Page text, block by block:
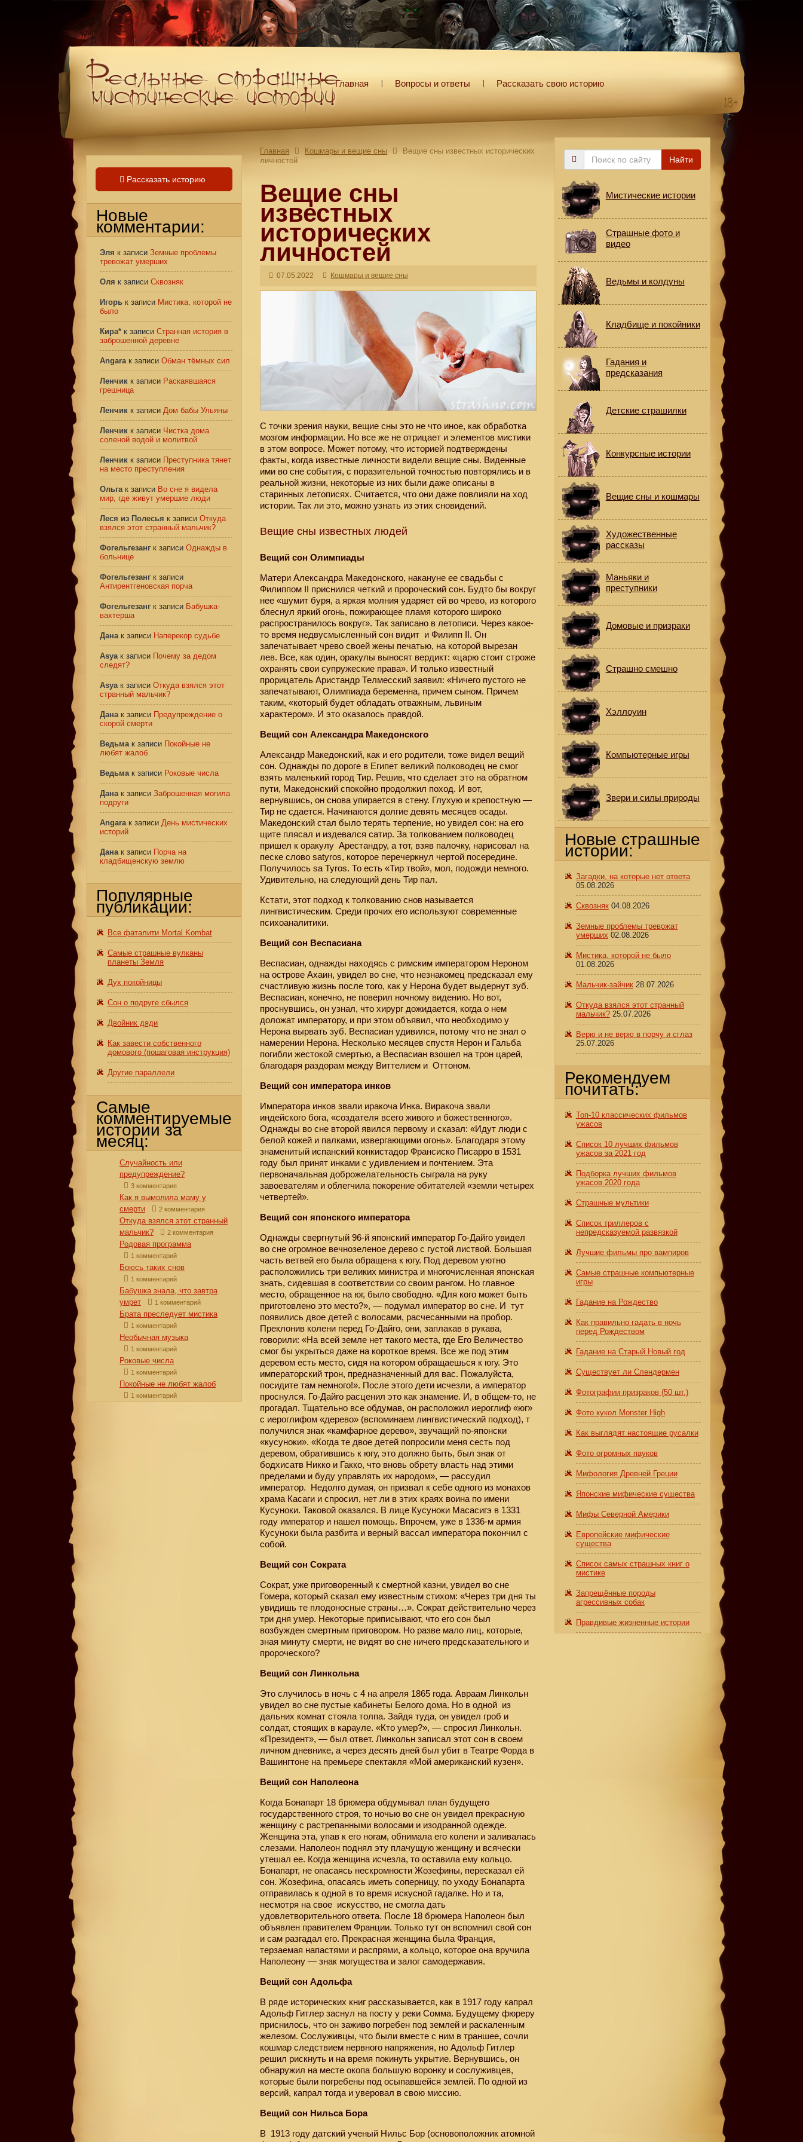
Главная Вопросы и ответы Рассказать свою историю
Главная Кошмары и вещие сны
Вещие сны известных исторических
личностей
Вещие сны
известных
исторических
личностей
07.05.2022 Кошмары и вещие сны
С точки зрения науки, вещие сны это не что иное, как обработка
мозгом информации. Но все же не отрицает и элементов мистики
в этом вопросе. Может потому, что историей подтверждены
факты, когда известные личности видели вещие сны. Виденные
ими во сне события, с поразительной точностью повторялись и в
реальной жизни, некоторые из них были даже описаны в
старинных летописях. Считается, что они даже повлияли на ход
истории. Так ли это, можно узнать из этих сновидений.
Вещие сны известных людей
Вещий сон Олимпиады
Матери Александра Македонского, накануне ее свадьбы с
Филиппом II приснился четкий и пророческий сон. Будто бы вокруг
нее «шумит буря, а яркая молния ударяет ей во чрево, из которого
блеснул яркий огонь, пожирающее пламя которого широко
распространилось вокруг». Так записано в летописи. Через какое-
то время недвусмысленный сон видит и Филипп II. Он
запечатывает чрево своей жены печатью, на которой вырезан
лев. Все, как один, оракулы выносят вердикт: «царю стоит строже
охранять свои супружеские права». И только известный
прорицатель Аристандр Телмесский заявил: «Ничего пустого не
запечатывают, Олимпиада беременна, причем сыном. Причем
таким, «который будет обладать отважным, львиным
характером». И это оказалось правдой.
Вещий сон Александра Македонского
Александр Македонский, как и его родители, тоже видел вещий
сон. Однажды по дороге в Египет великий полководец не смог
взять маленький город Тир. Решив, что сделает это на обратном
пути, Македонский спокойно продолжил поход. И вот,
вернувшись, он снова упирается в стену. Глухую и крепостную —
Тир не сдается. Начинаются долгие девять месяцев осады.
Македонский стал было терять терпение, но увидел сон: на его
щите плясал и издевался сатир. За толкованием полководец
пришел к оракулу Арестандру, а тот, взяв палочку, нарисовал на
песке слово satyros, которое перечеркнул чертой посередине.
Получилось sa Tyros. То есть «Тир твой», мол, подожди немного.
Удивительно, на следующий день Тир пал.
Кстати, этот подход к толкованию снов называется
лингвистическим. Среди прочих его используют современные
психоаналитики.
Вещий сон Веспасиана
Веспасиан, однажды находясь с римским императором Нероном
на острове Ахаин, увидел во сне, что незнакомец предсказал ему
счастливую жизнь после того, как у Нерона будет выдернут зуб.
Веспасиан, конечно, не поверил ночному видению. Но вот,
проснувшись, он узнал, что хирург дожидается, когда о нем
доложат императору, и при этом объявил, что необходимо у
Нерона вырвать зуб. Веспасиан удивился, потому что не знал о
намерении Нерона. Несколько месяцев спустя Нерон и Гальба
погибли жестокой смертью, а Веспасиан взошел на трон царей,
благодаря раздорам между Виттелием и Оттоном.
Вещий сон императора инков
Императора инков звали иракоча Инка. Виракоча звали
индейского бога, «создателя всего живого и божественного».
Однажды во сне второй явился первому и сказал: «Идут люди с
белой кожей и палками, извергающими огонь». Благодаря этому
знаменитый испанский конкистадор Франсиско Писарро в 1531
году был принят инками с удивлением и почтением. Эта
первоначальная доброжелательность сыграла на руку
завоевателям и облегчила покорение обитателей «земли четырех
четвертей».
Вещий сон японского императора
Однажды свергнутый 96-й японский император Го-Дайго увидел
во сне огромное вечнозеленое дерево с густой листвой. Большая
часть ветвей его была обращена к югу. Под деревом уютно
расположились три великих министра и многочисленная японская
знать, сидевшая в соответствии со своим рангом. Но главное
место, обращенное на юг, было свободно. «Для кого может быть
приготовлено это место?», — подумал император во сне. И тут
появились двое детей с волосами, расчесанными на пробор.
Преклонив колени перед Го-Дайго, они, заплакав в рукава,
говорили: «На всей земле нет такого места, где Его Величество
смог бы укрыться даже на короткое время. Все же под этим
деревом есть место, сидя на котором обращаешься к югу. Это
императорский трон, предназначенный для вас. Пожалуйста,
посидите там немного!». После этого дети исчезли, а император
проснулся. Го-Дайго расценил это как знамение. И, в общем-то, не
прогадал. Тщательно все обдумав, он расположил иероглиф «юг»
с иероглифом «дерево» (вспоминаем лингвистический подход), т
получился знак «камфарное дерево», звучащий по-японски
«кусуноки». «Когда те двое детей попросили меня сесть под
деревом, обратившись к югу, это должно быть, был знак от
бодхисатв Никко и Гакко, что вновь обрету власть над этими
пределами и буду управлять их народом», — рассудил
император. Недолго думая, он призвал к себе одного из монахов
храма Касаги и спросил, нет ли в этих краях воина по имени
Кусуноки. Таковой оказался. В лице Кусуноки Масасигэ в 1331
году император и нашел помощь. Впрочем, уже в 1336-м армия
Кусуноки была разбита и верный вассал императора покончил с
собой.
Вещий сон Сократа
Сократ, уже приговоренный к смертной казни, увидел во сне
Гомера, который сказал ему известным стихом: «Через три дня ты
увидишь те плодоносные страны…». Сократ действительно через
три дня умер. Некоторые приписывают, что его сон был
возбужден смертным приговором. Но разве мало лиц, которые,
зная минуту смерти, не видят во сне ничего предсказательного и
пророческого?
Вещий сон Линкольна
Это случилось в ночь с 4 на апреля 1865 года. Авраам Линкольн
увидел во сне пустые кабинеты Белого дома. Но в одной из
дальних комнат стояла толпа. Зайдя туда, он увидел гроб и
солдат, стоящих в карауле. «Кто умер?», — спросил Линкольн.
«Президент», — был ответ. Линкольн записал этот сон в своем
личном дневнике, а через десять дней был убит в Театре Форда в
Вашингтоне на премьере спектакля «Мой американский кузен».
Вещий сон Наполеона
Когда Бонапарт 18 брюмера обдумывал план будущего
государственного строя, то ночью во сне он увидел прекрасную
женщину с растрепанными волосами и изодранной одежде.
Женщина эта, упав к его ногам, обнимала его колени и заливалась
слезами. Наполеон поднял эту плачущую женщину и всячески
утешал ее. Когда женщина исчезла, то оставила ему кольцо.
Бонапарт, не опасаясь нескромности Жозефины, пересказал ей
сон. Жозефина, опасаясь иметь соперницу, по уходу Бонапарта
отправилась к одной в то время искусной гадалке. Но и та,
несмотря на свое искусство, не смогла дать
удовлетворительного ответа. После 18 брюмера Наполеон был
объявлен правителем Франции. Только тут он вспомнил свой сон
и сам разгадал его. Прекрасная женщина была Франция,
терзаемая напастями и распрями, а кольцо, которое она вручила
Наполеону — знак могущества и залог самодержавия.
Вещий сон Адольфа
В ряде исторических книг рассказывается, как в 1917 году капрал
Адольф Гитлер заснул на посту у реки Сомма. Будущему фюреру
приснилось, что он заживо погребен под землей и раскаленным
железом. Сослуживцы, что были вместе с ним в траншее, сочли
кошмар следствием нервного напряжения, но Адольф Гитлер
решил рискнуть и на время покинуть укрытие. Вернувшись, он
обнаружил на месте окопа большую воронку и сослуживцев,
которые были погребены под осыпавшейся землей. По одной из
версий, капрал тогда и уверовал в свою миссию.
Вещий сон Нильса Бора
В 1913 году датский ученый Нильс Бор (основоположник атомной
Рассказать историю
Новые
комментарии:
Эля к записи Земные проблемы
тревожат умерших
Оля к записи Сквозняк
Игорь к записи Мистика, которой не
было
Кира* к записи Странная история в
заброшенной деревне
Angaraк записи Обман тёмных сил
Ленчик к записи Раскаявшаяся
грешница
Ленчик к записи Дом бабы Ульяны
Ленчик к записи Чистка дома
соленой водой и молитвой
Ленчик к записи Преступника тянет
на место преступления
Ольгак записи Во сне я видела
мир, где живут умершие люди
Леся из Полесья к записи Откуда
взялся этот странный мальчик?
Фогельгезанг к записи Однажды в
больнице
Фогельгезанг к записи
Антирентгеновская порча
Фогельгезанг к записи Бабушка-
вахтерша
Данак записи Наперекор судьбе
Asyaк записи Почему за дедом
следят?
Asyaк записи Откуда взялся этот
странный мальчик?
Данак записи Предупреждение о
скорой смерти
Ведьмак записи Покойные не
любят жалоб
Ведьмак записи Роковые числа
Данак записи Заброшенная могила
подруги
Angaraк записи День мистических
историй
Данак записи Порча на
кладбищенскую землю
Популярные
публикации:
Все фаталити Mortal Kombat
Самые страшные вулканы
планеты Земля
Дух покойницы
Сон о подруге сбылся
Двойник дяди
Как завести собственного
домового (пошаговая инструкция)
Другие параллели
Самые
комментируемые
истории за
месяц:
Случайность или
предупреждение?
3 комментария
Как я вымолила маму у
смерти
2 комментария
Откуда взялся этот странный
мальчик?
2 комментария
Родовая программа
1 комментарий
Боюсь таких снов
1 комментарий
Бабушка знала, что завтра
умрет
1 комментарий
Брата преследует мистика
1 комментарий
Необычная музыка
1 комментарий
Роковые числа
1 комментарий
Покойные не любят жалоб
1 комментарий
Поиск
Найти
Мистические истории
Страшные фото и
видео
Ведьмы и колдуны
Кладбище и покойники
Гадания и
предсказания
Детские страшилки
Конкурсные истории
Вещие сны и кошмары
Художественные
рассказы
Маньяки и
преступники
Домовые и призраки
Страшно смешно
Хэллоуин
Компьютерные игры
Звери и силы природы
Новые страшные
истории:
Загадки, на которые нет ответа
05.08.2026
Сквозняк 04.08.2026
Земные проблемы тревожат
умерших 02.08.2026
Мистика, которой не было
01.08.2026
Мальчик-зайчик 28.07.2026
Откуда взялся этот странный
мальчик? 25.07.2026
Верю и не верю в порчу и сглаз
25.07.2026
Рекомендуем
почитать:
Топ-10 классических фильмов
ужасов
Список 10 лучших фильмов
ужасов за 2021 год
Подборка лучших фильмов
ужасов 2020 года
Страшные мультики
Список триллеров с
непредсказуемой развязкой
Лучшие фильмы про вампиров
Самые страшные компьютерные
игры
Гадание на Рождество
Как правильно гадать в ночь
перед Рождеством
Гадание на Старый Новый год
Существует ли Слендермен
Фотографии призраков (50 шт.)
Фото кукол Monster High
Как выглядят настоящие русалки
Фото огромных пауков
Мифология Древней Греции
Японские мифические существа
Мифы Северной Америки
Европейские мифические
существа
Список самых страшных книг о
мистике
Запрещённые породы
агрессивных собак
Правдивые жизненные истории